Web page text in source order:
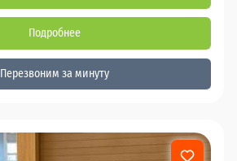
Подробнее
Перезвоним за минуту